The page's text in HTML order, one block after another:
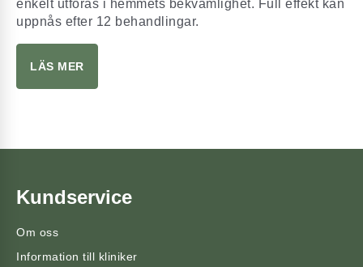
enkelt utföras i hemmets bekvämlighet. Full effekt kan
uppnås efter 12 behandlingar.
LÄS MER
Kundservice
Om oss
Information till kliniker